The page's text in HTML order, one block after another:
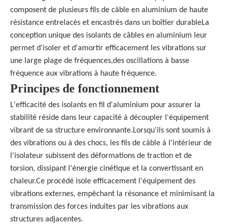
composent de plusieurs fils de câble en aluminium de haute
résistance entrelacés et encastrés dans un boîtier durableLa
conception unique des isolants de câbles en aluminium leur
permet d'isoler et d'amortir efficacement les vibrations sur
une large plage de fréquences,des oscillations à basse
fréquence aux vibrations à haute fréquence.
Principes de fonctionnement
L'efficacité des isolants en fil d'aluminium pour assurer la
stabilité réside dans leur capacité à découpler l'équipement
vibrant de sa structure environnante.Lorsqu'ils sont soumis à
des vibrations ou à des chocs, les fils de câble à l'intérieur de
l'isolateur subissent des déformations de traction et de
torsion, dissipant l'énergie cinétique et la convertissant en
chaleur.Ce procédé isole efficacement l'équipement des
vibrations externes, empêchant la résonance et minimisant la
transmission des forces induites par les vibrations aux
structures adjacentes.